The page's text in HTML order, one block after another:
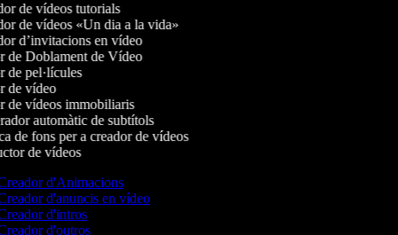
de vídeos tutorials
de vídeos «Un dia a la vida»
d’invitacions en vídeo
Doblament de Vídeo
pel·lícules
vídeo
vídeos immobiliaris
automàtic de subtítols
de fons per a creador de vídeos
de vídeos
d'Animacions
d'anuncis en vídeo
d'intros
d'outros